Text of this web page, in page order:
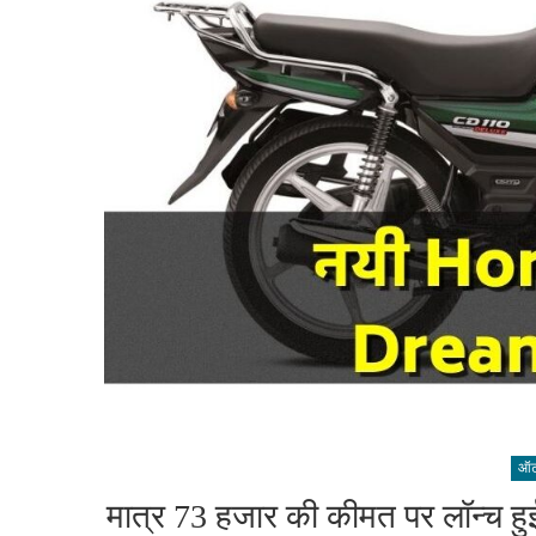
मात्र 73 हजार की कीमत पर लॉन्च